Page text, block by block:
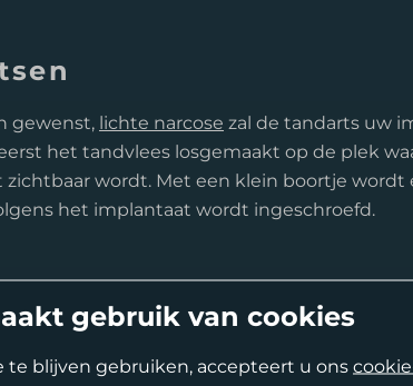
gewenst, lichte narcose zal de tandarts uw
het tandvlees losgemaakt op de plek
wordt. Met een klein boortje wordt
het implantaat wordt ingeschroefd.
of prothese moet er eerst een
deze periode groeit het implantaat vast in
prothese worden geplaatst zodat u niet
gebruik van cookies
te blijven gebruiken, accepteert u ons